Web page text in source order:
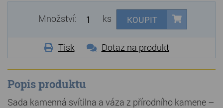
Množství: ks KOUPIT
Tisk Dotaz na produkt
Popis produktu
Sada kamenná svítilna a váza z přírodního kamene –